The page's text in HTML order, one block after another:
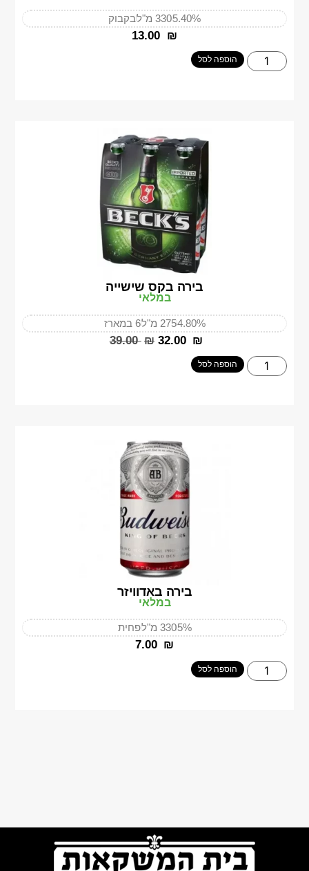
5.40%330 מ"ל בקבוק
‎13.00 ₪
הוספה לסל
בירה בקס שישייה
במלאי
4.80%275 מ"ל 6 במארז
‎39.00 ₪ ‎32.00 ₪
הוספה לסל
בירה באדוויזר
במלאי
5%330 מ"ל פחית
‎7.00 ₪
הוספה לסל